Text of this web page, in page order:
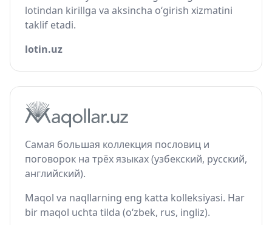
lotindan kirillga va aksincha o‘girish xizmatini
taklif etadi.
lotin.uz
Самая большая коллекция пословиц и
поговорок на трёх языках (узбекский, русский,
английский).
Maqol va naqllarning eng katta kolleksiyasi. Har
bir maqol uchta tilda (o‘zbek, rus, ingliz).